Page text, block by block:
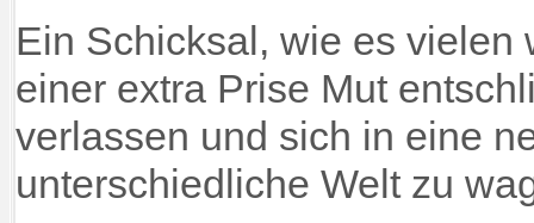
Ein Schicksal, wie es vielen
einer extra Prise Mut
verlassen und sich in eine
unterschiedliche Welt zu